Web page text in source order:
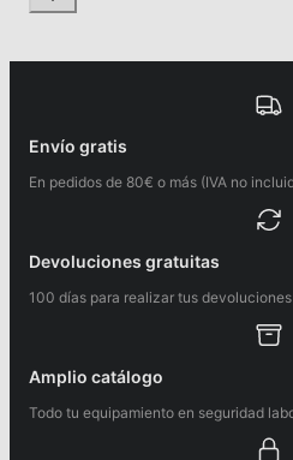
Envío gratis
En pedidos de 80€ o más (IVA no
Devoluciones gratuitas
100 días para realizar tus
Amplio catálogo
Todo tu equipamiento en seguridad